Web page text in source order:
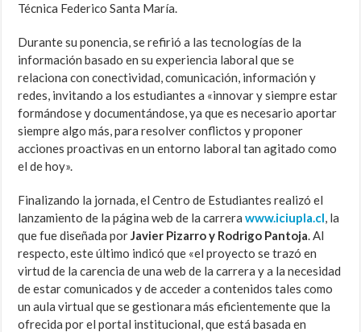
Técnica Federico Santa María.
Durante su ponencia, se refirió a las tecnologías de la
información basado en su experiencia laboral que se
relaciona con conectividad, comunicación, información y
redes, invitando a los estudiantes a «innovar y siempre estar
formándose y documentándose, ya que es necesario aportar
siempre algo más, para resolver conflictos y proponer
acciones proactivas en un entorno laboral tan agitado como
el de hoy».
Finalizando la jornada, el Centro de Estudiantes realizó el
lanzamiento de la página web de la carrera www.iciupla.cl, la
que fue diseñada porJavier Pizarro y Rodrigo Pantoja. Al
respecto, este último indicó que «el proyecto se trazó en
virtud de la carencia de una web de la carrera y a la necesidad
de estar comunicados y de acceder a contenidos tales como
un aula virtual que se gestionara más eficientemente que la
ofrecida por el portal institucional, que está basada en